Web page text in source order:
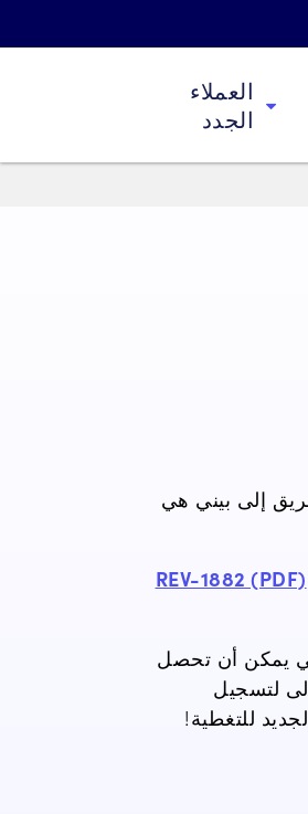
العملاء
الجدد
إلى بيني هي
REV-1882 (PDF)
يمكن أن تحصل
لتسجيل
للتغطية!